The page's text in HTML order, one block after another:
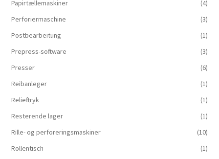
Papirtællemaskiner
(4)
Perforiermaschine
(3)
Postbearbeitung
(1)
Prepress-software
(3)
Presser
(6)
Reibanleger
(1)
Relieftryk
(1)
Resterende lager
(1)
Rille- og perforeringsmaskiner
(10)
Rollentisch
(1)